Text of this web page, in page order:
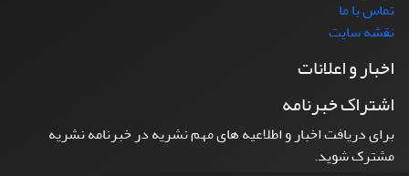
تماس با ما
نقشه سایت
اخبار و اعلانات
اشتراک خبرنامه
برای دریافت اخبار و اطلاعیه های مهم نشریه در خبرنامه نشریه
مشترک شوید.